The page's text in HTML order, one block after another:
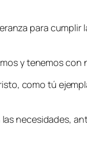
para
y tenemos
como tú
necesidades,